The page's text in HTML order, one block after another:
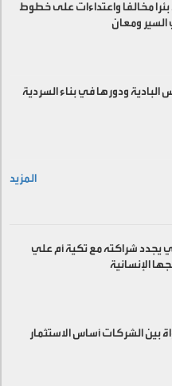
مخالفا واعتداءات على خطوط
السير ومعان
البادية ودورها في بناء السردية
المزيد
يجدد شراكته مع تكية أم علي
الإنسانية
بين الشركات أساس الاستثمار